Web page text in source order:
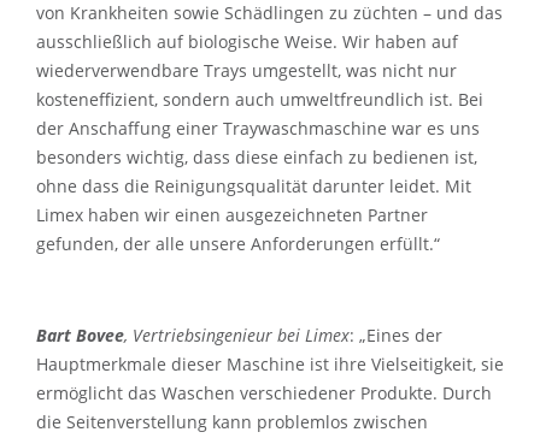
von Krankheiten sowie Schädlingen zu züchten – und das
ausschließlich auf biologische Weise. Wir haben auf
wiederverwendbare Trays umgestellt, was nicht nur
kosteneffizient, sondern auch umweltfreundlich ist. Bei
der Anschaffung einer Traywaschmaschine war es uns
besonders wichtig, dass diese einfach zu bedienen ist,
ohne dass die Reinigungsqualität darunter leidet. Mit
Limex haben wir einen ausgezeichneten Partner
gefunden, der alle unsere Anforderungen erfüllt.“
Bart Bovee, Vertriebsingenieur bei Limex: „Eines der
Hauptmerkmale dieser Maschine ist ihre Vielseitigkeit, sie
ermöglicht das Waschen verschiedener Produkte. Durch
die Seitenverstellung kann problemlos zwischen